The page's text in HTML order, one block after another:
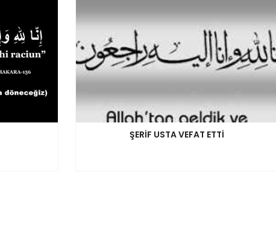
ŞERİF USTA VEFAT ETTİ